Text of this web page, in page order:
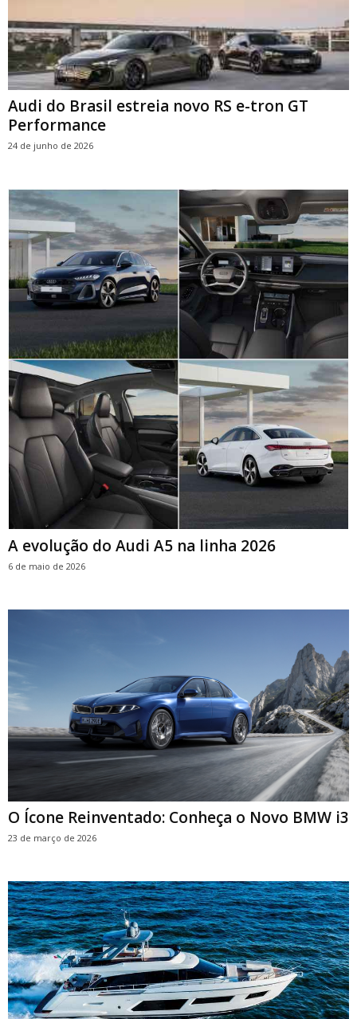
Audi do Brasil estreia novo RS e-tron GT
Performance
24 de junho de 2026
A evolução do Audi A5 na linha 2026
6 de maio de 2026
O Ícone Reinventado: Conheça o Novo BMW i3
23 de março de 2026